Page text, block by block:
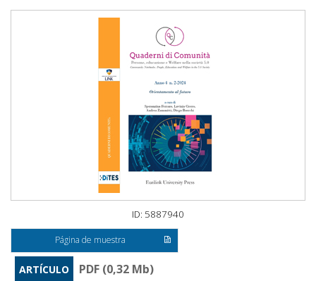
ID: 5887940
Página de muestra
ARTÍCULO
PDF (0,32 Mb)